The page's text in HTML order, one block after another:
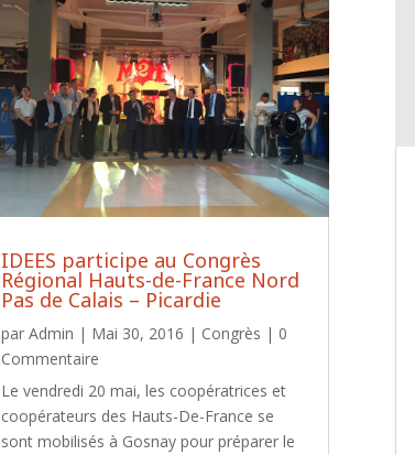
IDEES participe au Congrès
Régional Hauts-de-France Nord
Pas de Calais – Picardie
par Admin | Mai 30, 2016 | Congrès | 0
Commentaire
Le vendredi 20 mai, les coopératrices et
coopérateurs des Hauts-De-France se
sont mobilisés à Gosnay pour préparer le